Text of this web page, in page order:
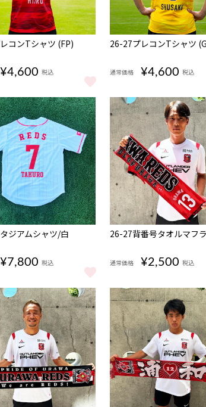
っと見る
コンTシャツ (FP)
¥4,600 税込
コンTシャツ (FP) をもっと見る
NEW
26-27プレコンTシャツ
通常価格 ¥4,600 税込
26-27プレコンTシャツ
と見る
ジアムシャツ/白
¥7,800 税込
ジアムシャツ/白 をもっと見る
NEW
26-27背番号タオルマフ
通常価格 ¥2,500 税込
26-27背番号タオルマフ